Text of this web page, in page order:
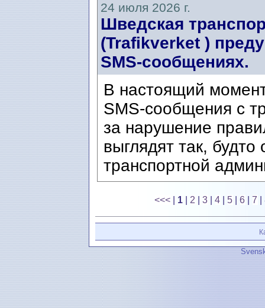
24 июля 2026 г.
Шведская
(Trafikverket )
SMS-сообщениях.
В настоящий
SMS-сообщения с
за нарушение
выглядят так,
транспортной
<<< 1 2 |3 |4 5 |6 |7 |